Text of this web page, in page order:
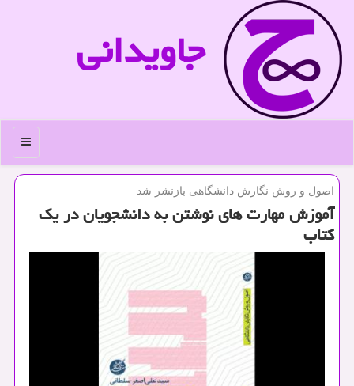
جاویدانی
منو
اصول و روش نگارش دانشگاهی بازنشر شد
آموزش مهارت های نوشتن به دانشجویان در یك
كتاب